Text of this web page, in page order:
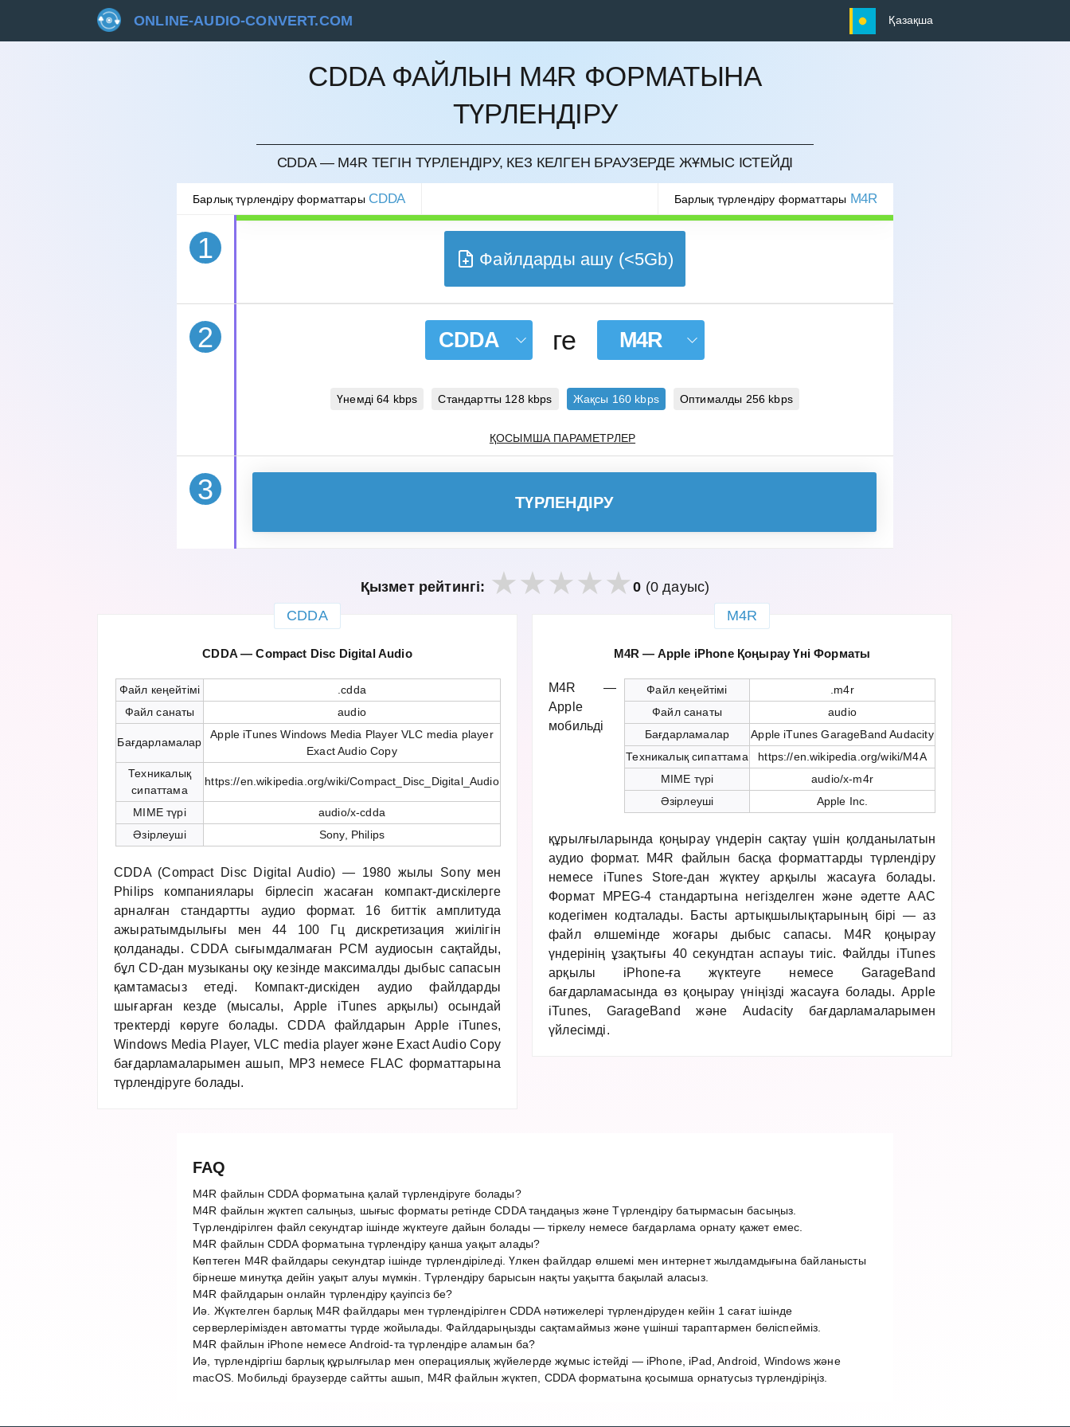
ONLINE-AUDIO-CONVERT.COM Қазақша
CDDA ФАЙЛЫН M4R ФОРМАТЫНА
ТҮРЛЕНДІРУ
CDDA — M4R ТЕГІН ТҮРЛЕНДІРУ, КЕЗ КЕЛГЕН БРАУЗЕРДЕ ЖҰМЫС ІСТЕЙДІ
Барлық түрлендіру форматтары CDDA Барлық түрлендіру форматтары M4R
1
БОЛДЫРМАУ
Файлдарды ашу (<5Gb)
2 CDDA ге M4R
Үнемді 64 kbps Стандартты 128 kbps Жақсы 160 kbps Оптималды 256 kbps
ҚОСЫМША ПАРАМЕТРЛЕР
3 ТҮРЛЕНДІРУ
Қызмет рейтингі: 0 (0 дауыс)
CDDA
CDDA — Compact Disc Digital Audio
Файл кеңейтімі
.cdda
Файл санаты
audio
Бағдарламалар
Apple iTunes Windows Media Player VLC media player
Exact Audio Copy
Техникалық
сипаттама
https://en.wikipedia.org/wiki/Compact_Disc_Digital_Audio
MIME түрі
audio/x-cdda
Әзірлеуші
Sony, Philips
CDDA (Compact Disc Digital Audio) — 1980 жылы Sony мен
Philips компаниялары бірлесіп жасаған компакт-дискілерге
арналған стандартты аудио формат. 16 биттік амплитуда
ажыратымдылығы мен 44 100 Гц дискретизация жиілігін
қолданады. CDDA сығымдалмаған PCM аудиосын сақтайды,
бұл CD-дан музыканы оқу кезінде максималды дыбыс сапасын
қамтамасыз етеді. Компакт-дискіден аудио файлдарды
шығарған кезде (мысалы, Apple iTunes арқылы) осындай
тректерді көруге болады. CDDA файлдарын Apple iTunes,
Windows Media Player, VLC media player және Exact Audio Copy
бағдарламаларымен ашып, MP3 немесе FLAC форматтарына
түрлендіруге болады.
M4R
M4R — Apple iPhone Қоңырау Үні Форматы
Файл кеңейтімі
.m4r
Файл санаты
audio
Бағдарламалар
Apple iTunes GarageBand Audacity
Техникалық сипаттама
https://en.wikipedia.org/wiki/M4A
MIME түрі
audio/x-m4r
Әзірлеуші
Apple Inc.
M4R —
Apple
мобильді
құрылғыларында қоңырау үндерін сақтау үшін қолданылатын
аудио формат. M4R файлын басқа форматтарды түрлендіру
немесе iTunes Store-дан жүктеу арқылы жасауға болады.
Формат MPEG-4 стандартына негізделген және әдетте AAC
кодегімен кодталады. Басты артықшылықтарының бірі — аз
файл өлшемінде жоғары дыбыс сапасы. M4R қоңырау
үндерінің ұзақтығы 40 секундтан аспауы тиіс. Файлды iTunes
арқылы iPhone-ға жүктеуге немесе GarageBand
бағдарламасында өз қоңырау үніңізді жасауға болады. Apple
iTunes, GarageBand және Audacity бағдарламаларымен
үйлесімді.
FAQ
M4R файлын CDDA форматына қалай түрлендіруге болады?
M4R файлын жүктеп салыңыз, шығыс форматы ретінде CDDA таңдаңыз және Түрлендіру батырмасын басыңыз.
Түрлендірілген файл секундтар ішінде жүктеуге дайын болады — тіркелу немесе бағдарлама орнату қажет емес.
M4R файлын CDDA форматына түрлендіру қанша уақыт алады?
Көптеген M4R файлдары секундтар ішінде түрлендіріледі. Үлкен файлдар өлшемі мен интернет жылдамдығына байланысты
бірнеше минутқа дейін уақыт алуы мүмкін. Түрлендіру барысын нақты уақытта бақылай аласыз.
M4R файлдарын онлайн түрлендіру қауіпсіз бе?
Иә. Жүктелген барлық M4R файлдары мен түрлендірілген CDDA нәтижелері түрлендіруден кейін 1 сағат ішінде
серверлерімізден автоматты түрде жойылады. Файлдарыңызды сақтамаймыз және үшінші тараптармен бөліспейміз.
M4R файлын iPhone немесе Android-та түрлендіре аламын ба?
Иә, түрлендіргіш барлық құрылғылар мен операциялық жүйелерде жұмыс істейді — iPhone, iPad, Android, Windows және
macOS. Мобильді браузерде сайтты ашып, M4R файлын жүктеп, CDDA форматына қосымша орнатусыз түрлендіріңіз.